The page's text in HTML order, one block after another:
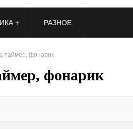
+ РАЗНОЕ
таймер, фонарик
фонарик